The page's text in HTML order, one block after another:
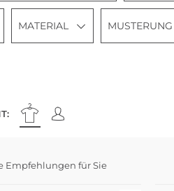
MATERIAL MUSTERUNG
Empfehlungen für Sie